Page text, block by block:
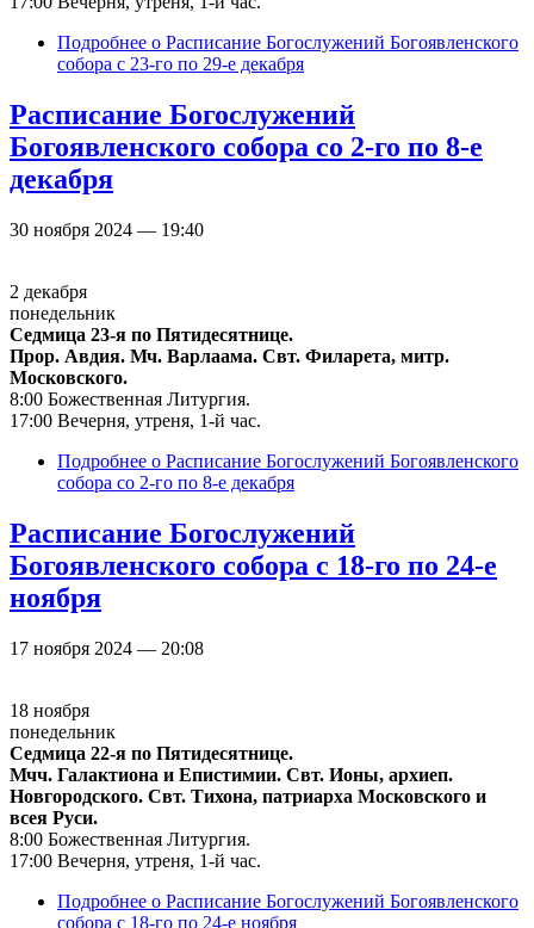
Подробнее о Расписание Богослужений Богоявленского
собора с 23-го по 29-е декабря
Расписание Богослужений
Богоявленского собора со 2-го по 8-е
декабря
30 ноября 2024 — 19:40
2 декабря
понедельник
Седмица 23-я по Пятидесятнице.
Прор. Авдия. Мч. Варлаама. Свт. Филарета, митр.
Московского.
8:00 Божественная Литургия.
17:00 Вечерня, утреня, 1-й час.
Подробнее о Расписание Богослужений Богоявленского
собора со 2-го по 8-е декабря
Расписание Богослужений
Богоявленского собора с 18-го по 24-е
ноября
17 ноября 2024 — 20:08
18 ноября
понедельник
Седмица 22-я по Пятидесятнице.
Мчч. Галактиона и Епистимии. Свт. Ионы, архиеп.
Новгородского. Свт. Тихона, патриарха Московского и
всея Руси.
8:00 Божественная Литургия.
17:00 Вечерня, утреня, 1-й час.
Подробнее о Расписание Богослужений Богоявленского
собора с 18-го по 24-е ноября